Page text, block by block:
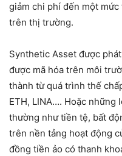
giảm chi phí đến một
trên thị trường.
Synthetic Asset được
được mã hóa trên môi
thành từ quá trình thế
ETH, LINA…. Hoặc những
thường như tiền tệ, bất
trên nền tảng hoạt động
đồng tiền ảo có thanh